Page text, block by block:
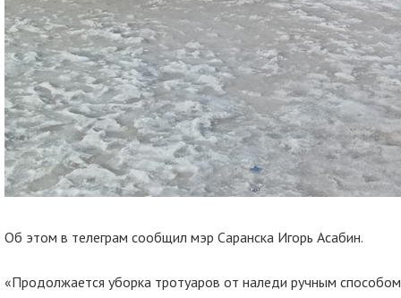
Об этом в телеграм сообщил мэр Саранска Игорь Асабин.
«Продолжается уборка тротуаров от наледи ручным